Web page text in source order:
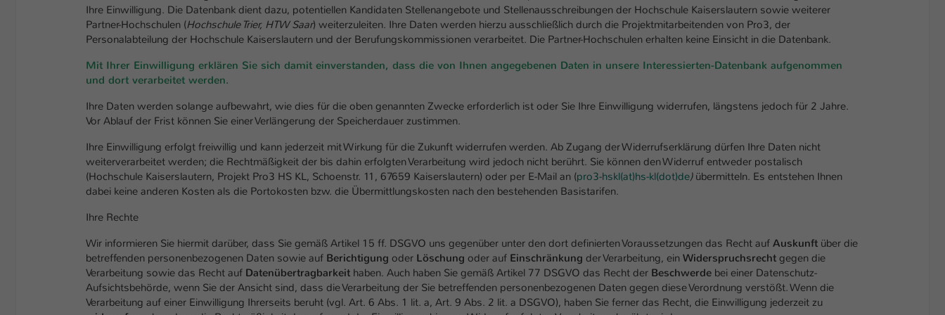
Ihre Einwilligung. Die Datenbank dient dazu, potentiellen Kandidaten Stellenangebote und Stellenausschreibungen der Hochschule Kaiserslautern sowie weiterer
Partner-Hochschulen (Hochschule Trier, HTW Saar) weiterzuleiten. Ihre Daten werden hierzu ausschließlich durch die Projektmitarbeitenden von Pro3, der
Personalabteilung der Hochschule Kaiserslautern und der Berufungskommissionen verarbeitet. Die Partner-Hochschulen erhalten keine Einsicht in die Datenbank.
Mit Ihrer Einwilligung erklären Sie sich damit einverstanden, dass die von Ihnen angegebenen Daten in unsere Interessierten-Datenbank aufgenommen
und dort verarbeitet werden.
Ihre Daten werden solange aufbewahrt, wie dies für die oben genannten Zwecke erforderlich ist oder Sie Ihre Einwilligung widerrufen, längstens jedoch für 2 Jahre.
Vor Ablauf der Frist können Sie einer Verlängerung der Speicherdauer zustimmen.
Ihre Einwilligung erfolgt freiwillig und kann jederzeit mit Wirkung für die Zukunft widerrufen werden. Ab Zugang der Widerrufserklärung dürfen Ihre Daten nicht
weiterverarbeitet werden; die Rechtmäßigkeit der bis dahin erfolgten Verarbeitung wird jedoch nicht berührt. Sie können den Widerruf entweder postalisch
(Hochschule Kaiserslautern, Projekt Pro3 HS KL, Schoenstr. 11, 67659 Kaiserslautern) oder per E-Mail an (pro3-hskl(at)hs-kl(dot)de)übermitteln. Es entstehen Ihnen
dabei keine anderen Kosten als die Portokosten bzw. die Übermittlungskosten nach den bestehenden Basistarifen.
Ihre Rechte
Wir informieren Sie hiermit darüber, dass Sie gemäß Artikel 15 ff. DSGVO uns gegenüber unter den dort definierten Voraussetzungen das Recht auf Auskunft über die
betreffenden personenbezogenen Daten sowie auf Berichtigung oder Löschung oder auf Einschränkung der Verarbeitung, ein Widerspruchsrecht gegen die
Verarbeitung sowie das Recht auf Datenübertragbarkeit haben. Auch haben Sie gemäß Artikel 77 DSGVO das Recht der Beschwerde bei einer Datenschutz-
Aufsichtsbehörde, wenn Sie der Ansicht sind, dass die Verarbeitung der Sie betreffenden personenbezogenen Daten gegen diese Verordnung verstößt. Wenn die
Verarbeitung auf einer Einwilligung Ihrerseits beruht (vgl. Art. 6 Abs. 1 lit. a, Art. 9 Abs. 2 lit. a DSGVO), haben Sie ferner das Recht, die Einwilligung jederzeit zu
Name cookie_optin
Anbieter TYPO3
Zweck
Dieses Cookie wird verwendet, um Ihre Cookie-
Name SgCookieOptin.lastPreferences
Laufzeit 1 Jahr
Zweck
Dieser Wert speichert Ihre Consent-
Einstellungen. Unter anderem eine zufällig
generierte ID, für die historische Speicherung
Cookie-Informationen anzeigen
Marketing
Besucher auf der Website nachzuverfolgen. Die erhobenen Daten
werden anonymisiert und ausschließlich für interne Zwecke
Name _pk_*.*
Anbieter Hochschule Kaiserslautern
Zweck
Cookie von Matomo für Website-Analysen.
Erzeugt statistische Daten darüber, wie der
Besucher die Website nutzt.
Cookie-Informationen anzeigen
Externe Inhalte